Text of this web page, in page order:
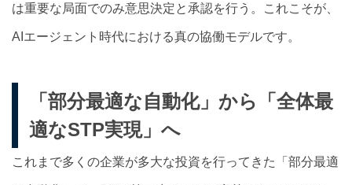
は重要な局面でのみ意思決定と承認を行う。これこそが、
AIエージェント時代における真の協働モデルです。
「部分最適な自動化」から「全体最
適なSTP実現」へ
これまで多くの企業が多大な投資を行ってきた「部分最適